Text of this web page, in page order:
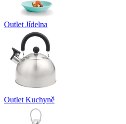
Outlet Jídelna
Outlet Kuchyně